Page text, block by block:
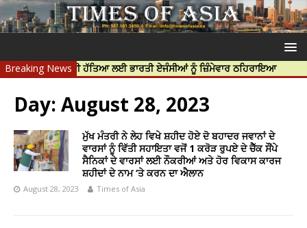
Breaking News
ਨਿੱਝਰ ਦੀ ਹੱਤਿਆ ਲਈ ਭਾਰਤੀ ਏਜੰਸੀਆਂ ਨੂੰ ਜ਼ਿੰਮੇਵਾਰ ਠਹਿਰਾਇਆ
Day: August 28, 2023
ਮੁੱਖ ਮੰਤਰੀ ਨੇ ਲੇਹ ਵਿਖੇ ਸ਼ਹੀਦ ਹੋਏ ਦੋ ਬਹਾਦਰ ਜਵਾਨਾਂ ਦੇ
ਵਾਰਸਾਂ ਨੂੰ ਵਿੱਤੀ ਸਹਾਇਤਾ ਵਜੋਂ 1 ਕਰੋੜ ਰੁਪਏ ਦੇ ਚੈੱਕ ਸੌਂਪੇ
ਸੈਨਿਕਾਂ ਦੇ ਵਾਰਸਾਂ ਲਈ ਨੌਕਰੀਆਂ ਅਤੇ ਹੋਰ ਵਿਕਾਸ ਕਾਰਜ
ਸ਼ਹੀਦਾਂ ਦੇ ਨਾਮ ‘ਤੇ ਕਰਨ ਦਾ ਐਲਾਨ
August 28, 2023 Times of Asia